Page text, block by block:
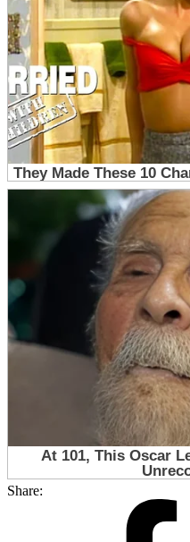
Share: